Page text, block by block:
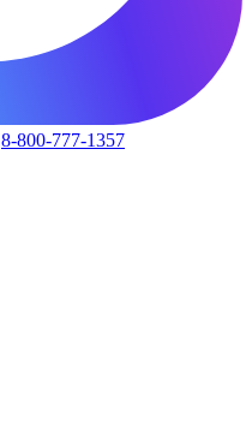
8-800-777-1357